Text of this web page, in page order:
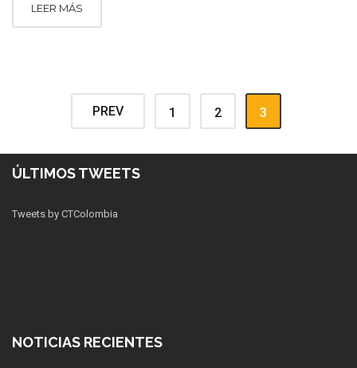
LEER MÁS
PREV 1 2 3
ÚLTIMOS TWEETS
Tweets by CTColombia
NOTICIAS RECIENTES